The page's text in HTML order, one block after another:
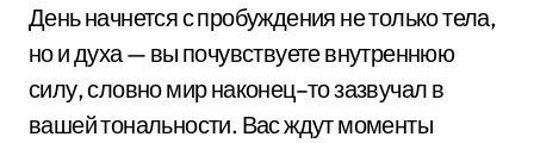
День начнется с пробуждения не только тела,
но и духа — вы почувствуете внутреннюю
силу, словно мир наконец–то зазвучал в
вашей тональности. Вас ждут моменты